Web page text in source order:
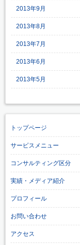
2013年9月
2013年8月
2013年7月
2013年6月
2013年5月
トップページ
サービスメニュー
コンサルティング区分
実績・メディア紹介
プロフィール
お問い合わせ
アクセス